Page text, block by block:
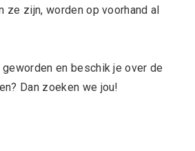
ze zijn, worden op voorhand al
en beschik je over de
Dan zoeken we jou!